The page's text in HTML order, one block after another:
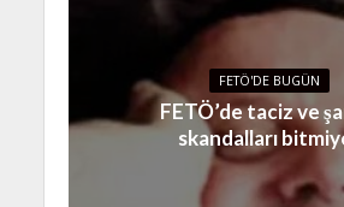
FETÖ'DE BUGÜN
FETÖ’de taciz ve
skandalları